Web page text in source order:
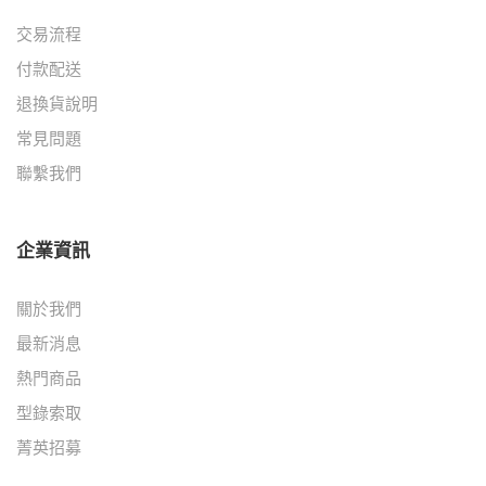
交易流程
付款配送
退換貨說明
常見問題
聯繫我們
企業資訊
關於我們
最新消息
熱門商品
型錄索取
菁英招募